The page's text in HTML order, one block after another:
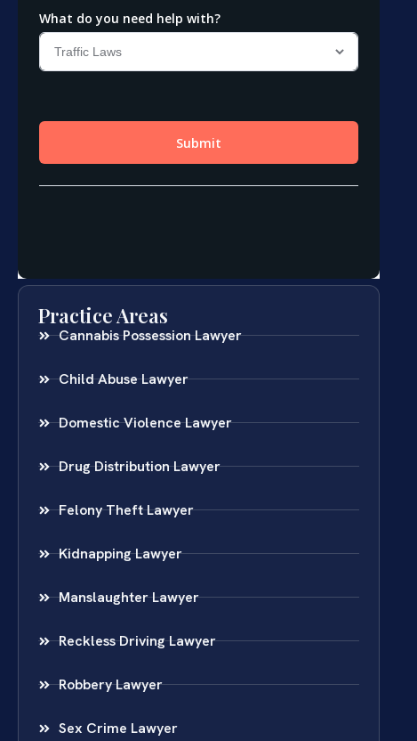
Practice Areas
Cannabis Possession Lawyer
Child Abuse Lawyer
Domestic Violence Lawyer
Drug Distribution Lawyer
Felony Theft Lawyer
Kidnapping Lawyer
Manslaughter Lawyer
Reckless Driving Lawyer
Robbery Lawyer
Sex Crime Lawyer